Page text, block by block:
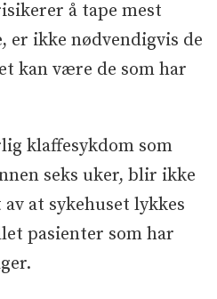
å tape mest
er ikke nødvendigvis de
kan være de som har
klaffesykdom som
seks uker, blir ikke
at sykehuset lykkes
pasienter som har